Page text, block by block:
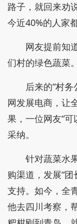
路子，就回来劝
今近40%的人家
网友提前知
们村的绿色蔬菜。
后来的“村
网发展电商，让
果，一位网友“
采纳。
针对蔬菜水
购渠道，发展“
支持。如今，全
他去四川考察，